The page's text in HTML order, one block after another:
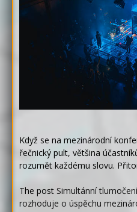
Když se na mezinárodní
řečnický pult, většina
rozumět každému slovu.
The post Simultánní
rozhoduje o úspěchu